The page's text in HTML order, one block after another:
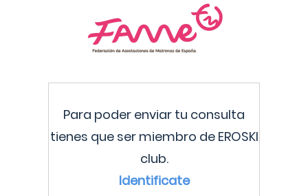
Para poder enviar tu consulta
tienes que ser miembro de EROSKI
club.
Identificate